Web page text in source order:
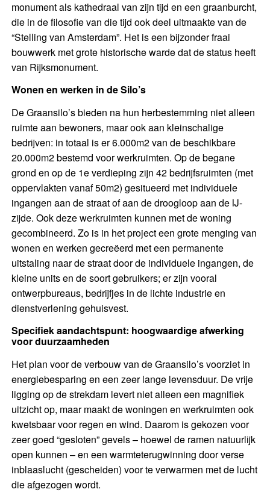
monument als kathedraal van zijn tijd en een graanburcht,
die in de filosofie van die tijd ook deel uitmaakte van de
“Stelling van Amsterdam”. Het is een bijzonder fraai
bouwwerk met grote historische warde dat de status heeft
van Rijksmonument.
Wonen en werken in de Silo’s
De Graansilo’s bieden na hun herbestemming niet alleen
ruimte aan bewoners, maar ook aan kleinschalige
bedrijven: in totaal is er 6.000m2 van de beschikbare
20.000m2 bestemd voor werkruimten. Op de begane
grond en op de 1e verdieping zijn 42 bedrijfsruimten (met
oppervlakten vanaf 50m2) gesitueerd met individuele
ingangen aan de straat of aan de droogloop aan de IJ-
zijde. Ook deze werkruimten kunnen met de woning
gecombineerd. Zo is in het project een grote menging van
wonen en werken gecreëerd met een permanente
uitstaling naar de straat door de individuele ingangen, de
kleine units en de soort gebruikers; er zijn vooral
ontwerpbureaus, bedrijfjes in de lichte industrie en
dienstverlening gehuisvest.
Specifiek aandachtspunt: hoogwaardige afwerking
voor duurzaamheden
Het plan voor de verbouw van de Graansilo’s voorziet in
energiebesparing en een zeer lange levensduur. De vrije
ligging op de strekdam levert niet alleen een magnifiek
uitzicht op, maar maakt de woningen en werkruimten ook
kwetsbaar voor regen en wind. Daarom is gekozen voor
zeer goed “gesloten” gevels – hoewel de ramen natuurlijk
open kunnen – en een warmteterugwinning door verse
inblaaslucht (gescheiden) voor te verwarmen met de lucht
die afgezogen wordt.